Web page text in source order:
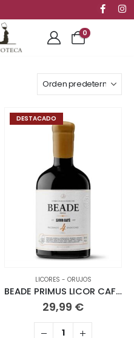
0
DESTACADO
LICORES - ORUJOS
BEADE PRIMUS LICOR CAFÉ 700ml SEÑORIO DE BEADE
29,99 €